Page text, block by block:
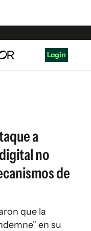
Login
a
no
de
que la
en su